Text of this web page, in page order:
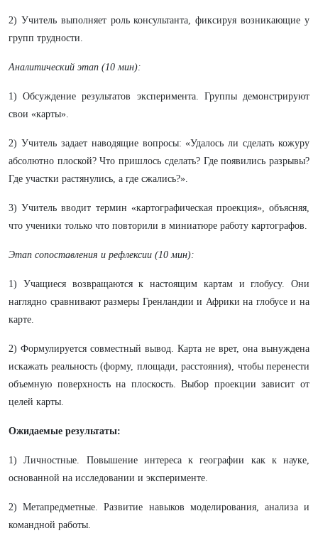
2) Учитель выполняет роль консультанта, фиксируя возникающие у
групп трудности.
Аналитический этап (10 мин):
1) Обсуждение результатов эксперимента. Группы демонстрируют
свои «карты».
2) Учитель задает наводящие вопросы: «Удалось ли сделать кожуру
абсолютно плоской? Что пришлось сделать? Где появились разрывы?
Где участки растянулись, а где сжались?».
3) Учитель вводит термин «картографическая проекция», объясняя,
что ученики только что повторили в миниатюре работу картографов.
Этап сопоставления и рефлексии (10 мин):
1) Учащиеся возвращаются к настоящим картам и глобусу. Они
наглядно сравнивают размеры Гренландии и Африки на глобусе и на
карте.
2) Формулируется совместный вывод. Карта не врет, она вынуждена
искажать реальность (форму, площади, расстояния), чтобы перенести
объемную поверхность на плоскость. Выбор проекции зависит от
целей карты.
Ожидаемые результаты:
1) Личностные. Повышение интереса к географии как к науке,
основанной на исследовании и эксперименте.
2) Метапредметные. Развитие навыков моделирования, анализа и
командной работы.